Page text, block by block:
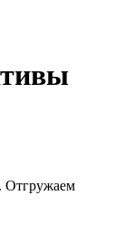
Отгружаем